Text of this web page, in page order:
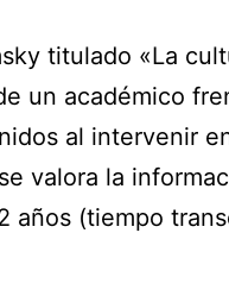
titulado «La
un académico
al intervenir
valora la
años (tiempo